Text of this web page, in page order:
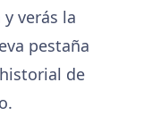
verás la
pestaña
de